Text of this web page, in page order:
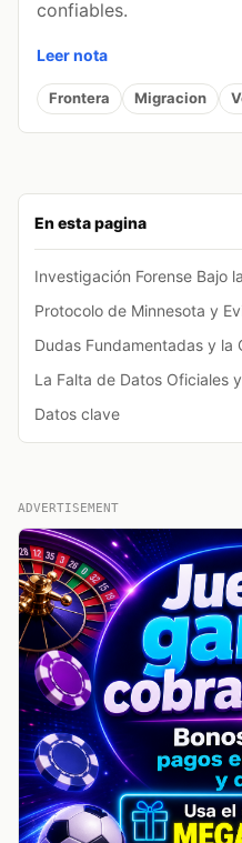
En esta pagina
Investigación Forense Bajo
Protocolo de Minnesota y
Dudas Fundamentadas y la
La Falta de Datos Oficiales
Datos clave
confiables.
Leer nota
Frontera Migracion
ADVERTISEMENT